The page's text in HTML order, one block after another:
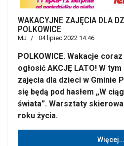
WAKACYJNE ZAJĘCIA DLA
POLKOWICE
MJ 04 lipiec 2022 14:46
POLKOWICE. Wakacje
ogłosić AKCJĘ LATO! W
zajęcia dla dzieci w Gminie
się będą pod hasłem „W
świata”. Warsztaty
roku życia.
Więcej…